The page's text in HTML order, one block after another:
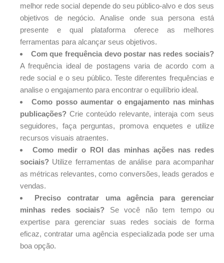
melhor rede social depende do seu público-alvo e dos seus
objetivos de negócio. Analise onde sua persona está
presente e qual plataforma oferece as melhores
ferramentas para alcançar seus objetivos.
Com que frequência devo postar nas redes sociais?
A frequência ideal de postagens varia de acordo com a
rede social e o seu público. Teste diferentes frequências e
analise o engajamento para encontrar o equilíbrio ideal.
Como posso aumentar o engajamento nas minhas
publicações? Crie conteúdo relevante, interaja com seus
seguidores, faça perguntas, promova enquetes e utilize
recursos visuais atraentes.
Como medir o ROI das minhas ações nas redes
sociais? Utilize ferramentas de análise para acompanhar
as métricas relevantes, como conversões, leads gerados e
vendas.
Preciso contratar uma agência para gerenciar
minhas redes sociais? Se você não tem tempo ou
expertise para gerenciar suas redes sociais de forma
eficaz, contratar uma agência especializada pode ser uma
boa opção.